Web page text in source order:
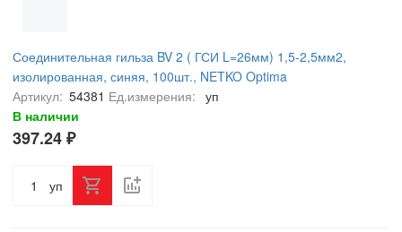
Соединительная гильза BV 2 ( ГСИ L=26мм) 1,5-2,5мм2,
изолированная, синяя, 100шт., NETKO Optima
Артикул: 54381 Ед.измерения: уп
В наличии
397.24 ₽
уп